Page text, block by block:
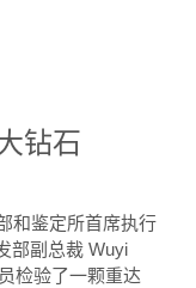
钻石
和鉴定所首席执行
部副总裁 Wuyi
检验了一颗重达